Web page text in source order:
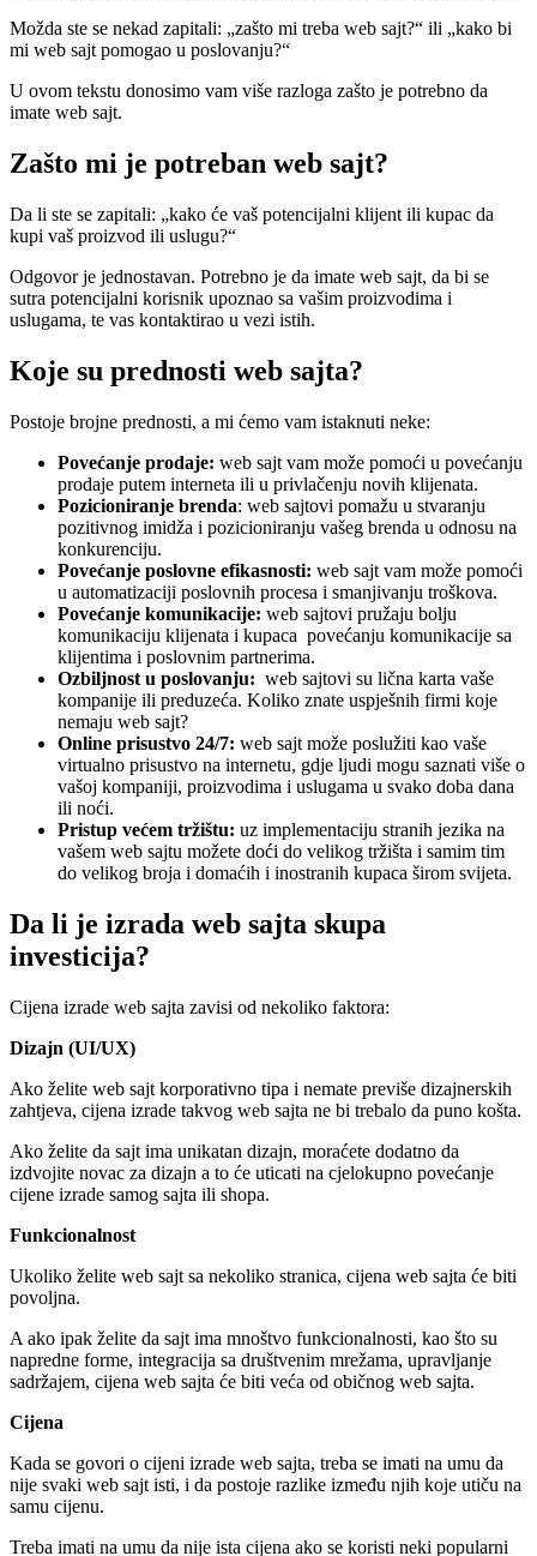
Možda ste se nekad zapitali: „zašto mi treba web sajt?“ ili „kako bi
mi web sajt pomogao u poslovanju?“
U ovom tekstu donosimo vam više razloga zašto je potrebno da
imate web sajt.
Zašto mi je potreban web sajt?
Da li ste se zapitali: „kako će vaš potencijalni klijent ili kupac da
kupi vaš proizvod ili uslugu?“
Odgovor je jednostavan. Potrebno je da imate web sajt, da bi se
sutra potencijalni korisnik upoznao sa vašim proizvodima i
uslugama, te vas kontaktirao u vezi istih.
Koje su prednosti web sajta?
Postoje brojne prednosti, a mi ćemo vam istaknuti neke:
Povećanje prodaje: web sajt vam može pomoći u povećanju
prodaje putem interneta ili u privlačenju novih klijenata.
Pozicioniranje brenda: web sajtovi pomažu u stvaranju
pozitivnog imidža i pozicioniranju vašeg brenda u odnosu na
konkurenciju.
Povećanje poslovne efikasnosti: web sajt vam može pomoći
u automatizaciji poslovnih procesa i smanjivanju troškova.
Povećanje komunikacije: web sajtovi pružaju bolju
komunikaciju klijenata i kupaca povećanju komunikacije sa
klijentima i poslovnim partnerima.
Ozbiljnost u poslovanju: web sajtovi su lična karta vaše
kompanije ili preduzeća. Koliko znate uspješnih firmi koje
nemaju web sajt?
Online prisustvo 24/7: web sajt može poslužiti kao vaše
virtualno prisustvo na internetu, gdje ljudi mogu saznati više o
vašoj kompaniji, proizvodima i uslugama u svako doba dana
ili noći.
Pristup većem tržištu: uz implementaciju stranih jezika na
vašem web sajtu možete doći do velikog tržišta i samim tim
do velikog broja i domaćih i inostranih kupaca širom svijeta.
Da li je izrada web sajta skupa
investicija?
Cijena izrade web sajta zavisi od nekoliko faktora:
Dizajn (UI/UX)
Ako želite web sajt korporativno tipa i nemate previše dizajnerskih
zahtjeva, cijena izrade takvog web sajta ne bi trebalo da puno košta.
Ako želite da sajt ima unikatan dizajn, moraćete dodatno da
izdvojite novac za dizajn a to će uticati na cjelokupno povećanje
cijene izrade samog sajta ili shopa.
Funkcionalnost
Ukoliko želite web sajt sa nekoliko stranica, cijena web sajta će biti
povoljna.
A ako ipak želite da sajt ima mnoštvo funkcionalnosti, kao što su
napredne forme, integracija sa društvenim mrežama, upravljanje
sadržajem, cijena web sajta će biti veća od običnog web sajta.
Cijena
Kada se govori o cijeni izrade web sajta, treba se imati na umu da
nije svaki web sajt isti, i da postoje razlike između njih koje utiču na
samu cijenu.
Treba imati na umu da nije ista cijena ako se koristi neki popularni